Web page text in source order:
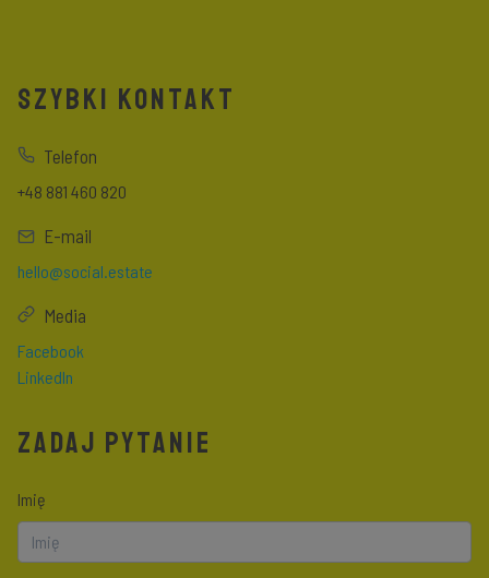
ZADAJ PYTANIE
Imię
SZYBKI KONTAKT
Telefon
+48 881 460 820
E-mail
hello@social.estate
Media
Facebook
LinkedIn